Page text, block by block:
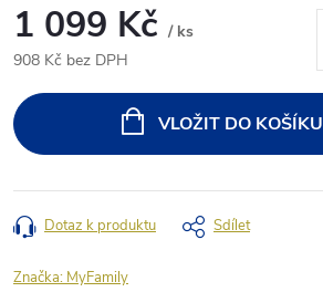
1 099 Kč / ks
908 Kč bez DPH
cena:
VLOŽIT DO KOŠÍKU
Dotaz k produktu Sdílet
Značka: MyFamily